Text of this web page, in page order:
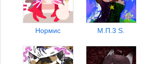
Нормис М.П.3 S.